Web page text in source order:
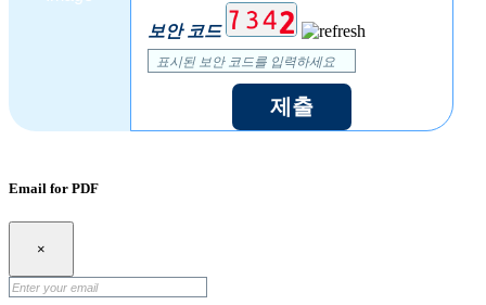
보안 코드
제출
Email for PDF
×